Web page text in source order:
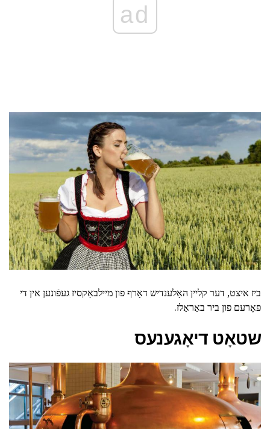
ad
ביז איצט, דער קליין האָלענדיש דאָרף פון מיילבאַקסיז געפֿונען אין די
פאָרעם פון ביר באַראַלז.
שטאָט דיאָגענעס